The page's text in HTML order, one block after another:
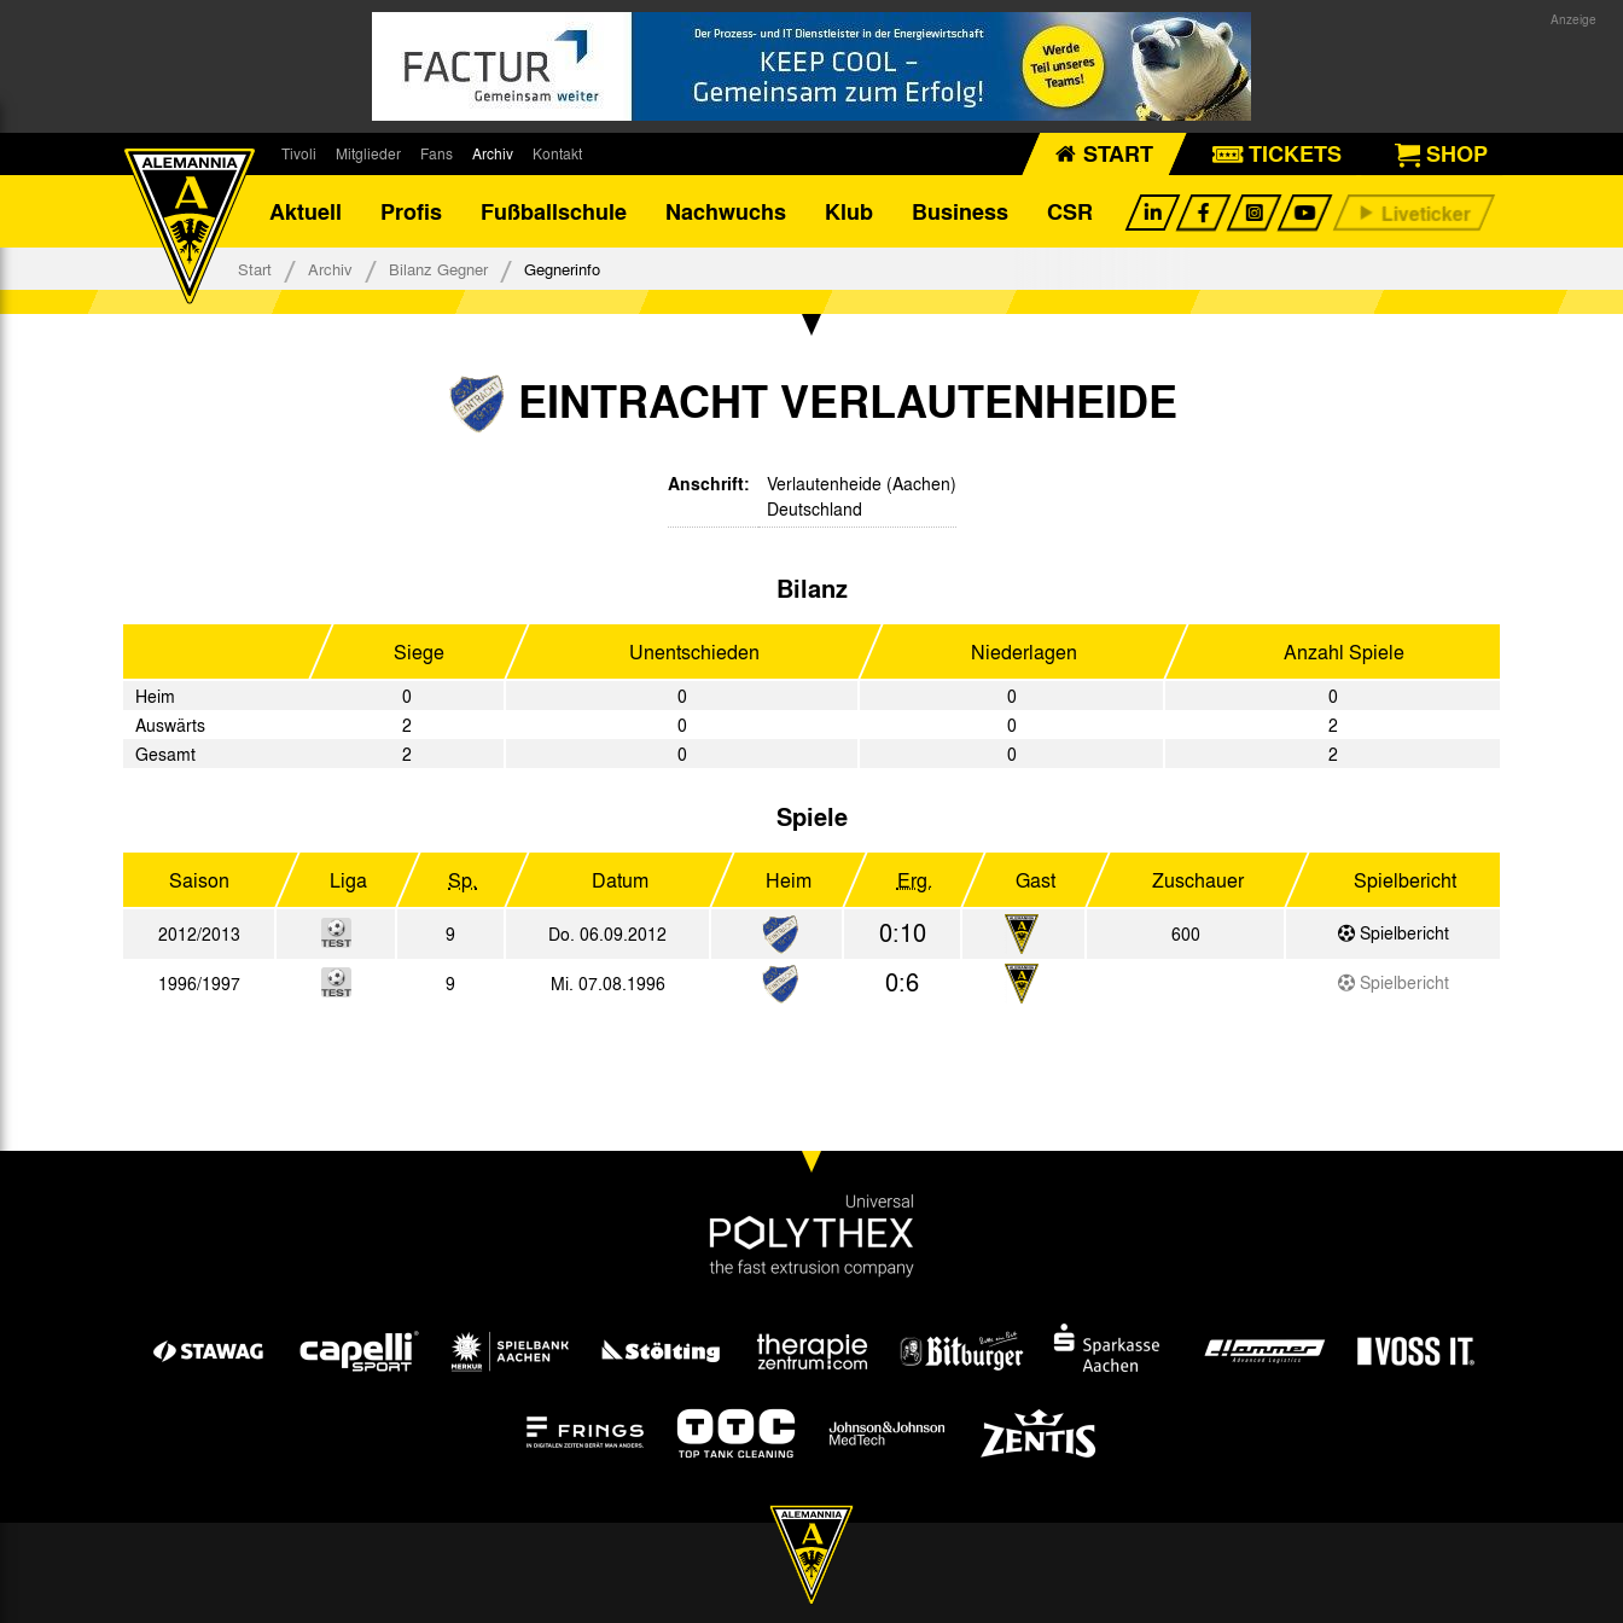
Tivoli
Stadionsprecher
Mitglieder
Kontakt
Fans
Fanbeirat
Fan-Klubs
Archiv
Bilanz DFB-Pokal
Ahnentafel
Kontakt START TICKETS
SHOP
Aktuell
Profis Fußballschule Nachwuchs Klub Business CSR
Start Archiv Bilanz Gegner Gegnerinfo
EINTRACHT VERLAUTENHEIDE
Anschrift:
Verlautenheide (Aachen)
Deutschland
Bilanz
Siege Unentschieden Niederlagen Anzahl Spiele
Heim 0 0 0
0
Auswärts
2 0 0
2
Gesamt
2 0 0 2
Spiele
Saison Liga Sp. Datum Heim Erg. Gast Zuschauer Spielbericht
2012/2013 9 Do. 06.09.2012 0:10 600 Spielbericht
1996/1997 9 Mi. 07.08.1996 0:6 Spielbericht